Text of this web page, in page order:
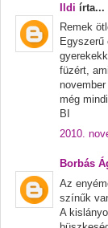
Ildi írta...
Remek
Egyszerű
füzért,
még
BI
2010.
Borbás
Az
színűk
A